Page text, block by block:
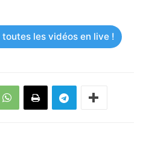
les vidéos en live !